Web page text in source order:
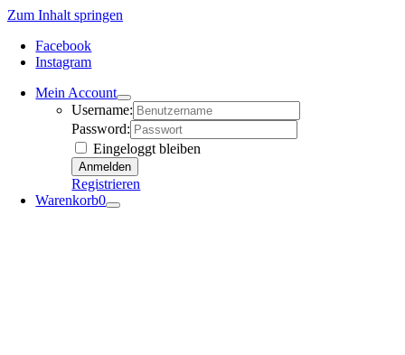
Zum Inhalt springen
Facebook
Instagram
Mein Account
Username:
Password:
Eingeloggt bleiben
Registrieren
Warenkorb0